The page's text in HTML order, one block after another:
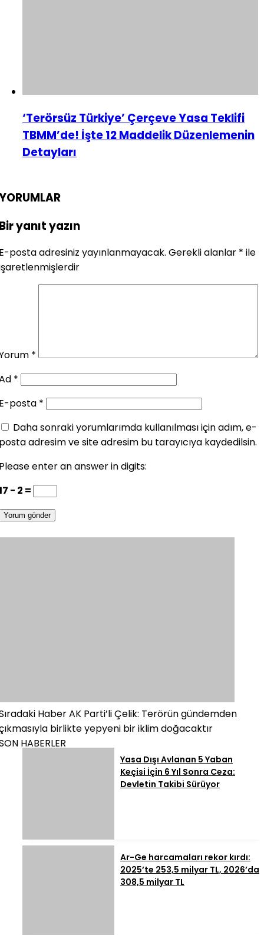
‘Terörsüz Türkiye’ Çerçeve Yasa Teklifi
TBMM’de! İşte 12 Maddelik Düzenlemenin
Detayları
yanıt yazın
posta adresiniz yayınlanmayacak. Gerekli alanlar * ile
*
*
posta *
Daha sonraki yorumlarımda kullanılması için adım, e-
adresim ve site adresim bu tarayıcıya kaydedilsin.
enter an answer in digits:
− 2 =
HaberAK Parti’li Çelik: Terörün gündemden
birlikte yepyeni bir iklim doğacaktır
HABERLER
Yasa Dışı Avlanan 5 Yaban
Keçisi İçin 6 Yıl Sonra Ceza:
Devletin Takibi Sürüyor
Ar-Ge harcamaları rekor kırdı:
2025’te 253,5 milyar TL, 2026’da
308,5 milyar TL